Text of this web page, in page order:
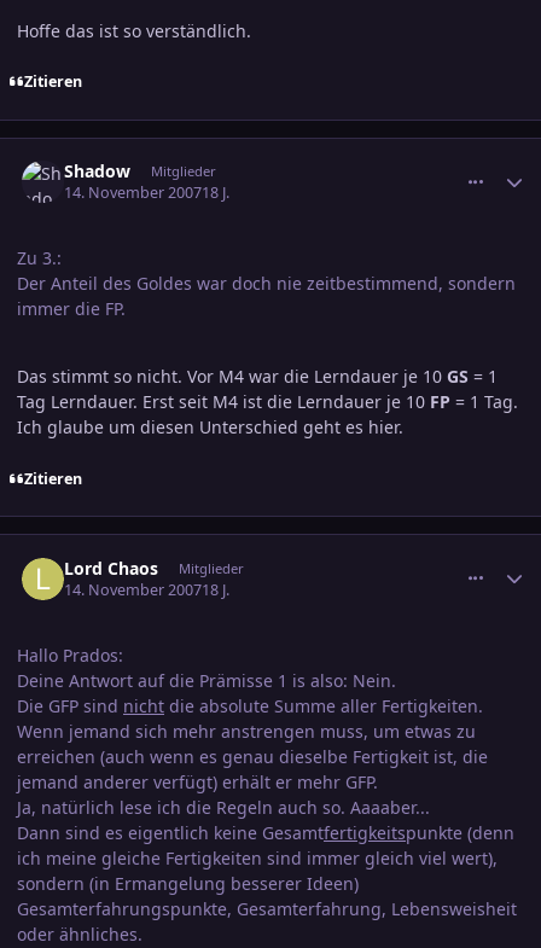
Hoffe das ist so verständlich.
Zitieren
Shadow Mitglieder
14. November 200718 J.
Zu 3.:
Der Anteil des Goldes war doch nie zeitbestimmend, sondern
immer die FP.
Das stimmt so nicht. Vor M4 war die Lerndauer je 10 GS = 1
Tag Lerndauer. Erst seit M4 ist die Lerndauer je 10 FP = 1 Tag.
Ich glaube um diesen Unterschied geht es hier.
Zitieren
Lord Chaos Mitglieder
14. November 200718 J.
Hallo Prados:
Deine Antwort auf die Prämisse 1 is also: Nein.
Die GFP sind nicht die absolute Summe aller Fertigkeiten.
Wenn jemand sich mehr anstrengen muss, um etwas zu
erreichen (auch wenn es genau dieselbe Fertigkeit ist, die
jemand anderer verfügt) erhält er mehr GFP.
Ja, natürlich lese ich die Regeln auch so. Aaaaber...
Dann sind es eigentlich keine Gesamtfertigkeitspunkte (denn
ich meine gleiche Fertigkeiten sind immer gleich viel wert),
sondern (in Ermangelung besserer Ideen)
Gesamterfahrungspunkte, Gesamterfahrung, Lebensweisheit
oder ähnliches.